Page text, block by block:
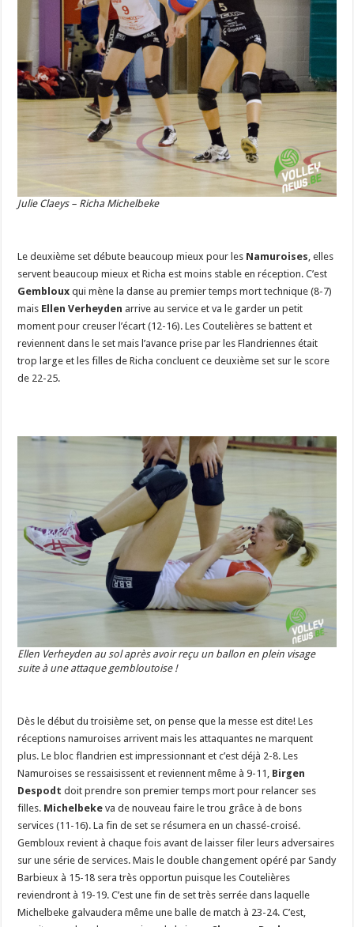
Julie Claeys – Richa Michelbeke
Le deuxième set débute beaucoup mieux pour les Namuroises , elles
servent beaucoup mieux et Richa est moins stable en réception. C’est
Gembloux qui mène la danse au premier temps mort technique (8-7)
mais Ellen Verheyden arrive au service et va le garder un petit
moment pour creuser l’écart (12-16). Les Coutelières se battent et
reviennent dans le set mais l’avance prise par les Flandriennes était
trop large et les filles de Richa concluent ce deuxième set sur le score
de 22-25.
Ellen Verheyden au sol après avoir reçu un ballon en plein visage
suite à une attaque gembloutoise !
Dès le début du troisième set, on pense que la messe est dite! Les
réceptions namuroises arrivent mais les attaquantes ne marquent
plus. Le bloc flandrien est impressionnant et c’est déjà 2-8. Les
Namuroises se ressaisissent et reviennent même à 9-11, Birgen
Despodt doit prendre son premier temps mort pour relancer ses
filles. Michelbeke va de nouveau faire le trou grâce à de bons
services (11-16). La fin de set se résumera en un chassé-croisé.
Gembloux revient à chaque fois avant de laisser filer leurs adversaires
sur une série de services. Mais le double changement opéré par Sandy
Barbieux à 15-18 sera très opportun puisque les Coutelières
reviendront à 19-19. C’est une fin de set très serrée dans laquelle
Michelbeke galvaudera même une balle de match à 23-24. C’est,